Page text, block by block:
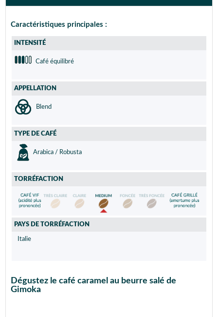
Caractéristiques principales :
INTENSITÉ
Café équilibré
APPELLATION
Blend
TYPE DE CAFÉ
Arabica / Robusta
TORRÉFACTION
PAYS DE TORRÉFACTION
Italie
Dégustez le café caramel au beurre salé de
Gimoka